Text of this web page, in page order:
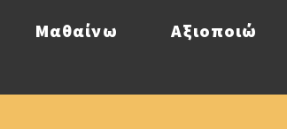
Μαθαίνω Αξιοποιώ